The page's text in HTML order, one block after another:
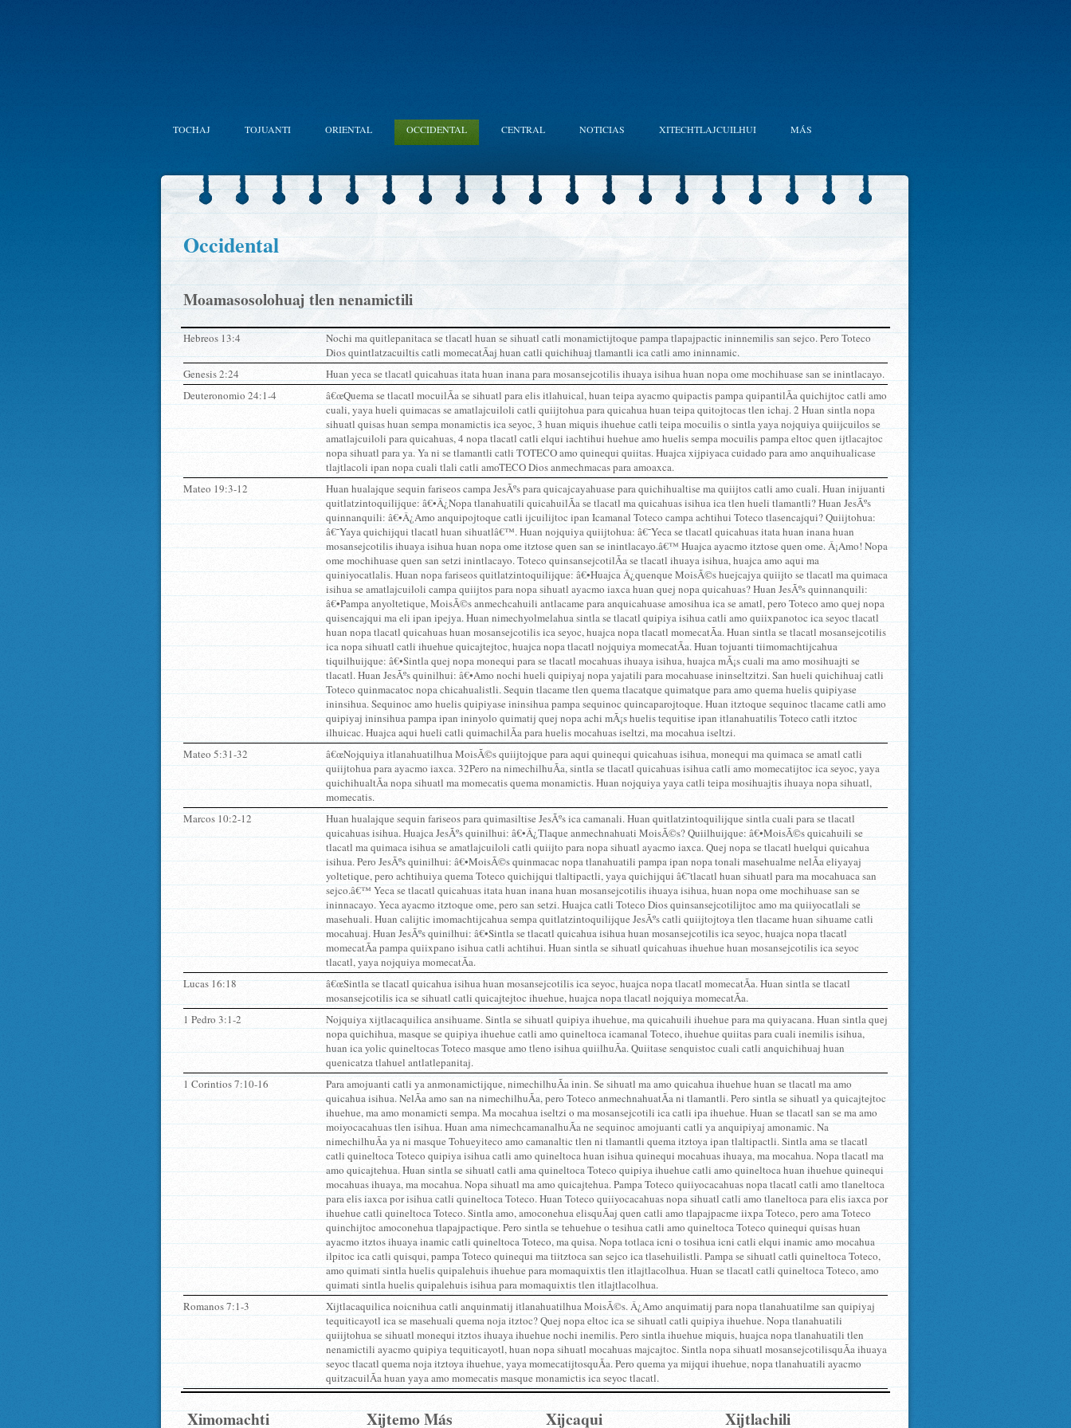
TOCHAJ TOJUANTI ORIENTAL OCCIDENTAL CENTRAL NOTICIAS XITECHTLAJCUILHUI MÁS
Occidental
Moamasosolohuaj tlen nenamictili
Hebreos 13:4
Nochi ma quitlepanitaca se tlacatl huan se sihuatl catli monamictijtoque pampa tlapajpactic ininnemilis san sejco. Pero Toteco
Dios quintlatzacuiltis catli momecatÃ­aj huan catli quichihuaj tlamantli ica catli amo ininnamic.
Genesis 2:24
Huan yeca se tlacatl quicahuas itata huan inana para mosansejcotilis ihuaya isihua huan nopa ome mochihuase san se inintlacayo.
Deuteronomio 24:1-4
â€œQuema se tlacatl mocuilÃ­a se sihuatl para elis itlahuical, huan teipa ayacmo quipactis pampa quipantilÃ­a quichijtoc catli amo
cuali, yaya hueli quimacas se amatlajcuiloli catli quiijtohua para quicahua huan teipa quitojtocas tlen ichaj. 2 Huan sintla nopa
sihuatl quisas huan sempa monamictis ica seyoc, 3 huan miquis ihuehue catli teipa mocuilis o sintla yaya nojquiya quiijcuilos se
amatlajcuiloli para quicahuas, 4 nopa tlacatl catli elqui iachtihui huehue amo huelis sempa mocuilis pampa eltoc quen ijtlacajtoc
nopa sihuatl para ya. Ya ni se tlamantli catli TOTECO amo quinequi quiitas. Huajca xijpiyaca cuidado para amo anquihualicase
tlajtlacoli ipan nopa cuali tlali catli amoTECO Dios anmechmacas para amoaxca.
Mateo 19:3-12
Huan hualajque sequin fariseos campa JesÃºs para quicajcayahuase para quichihualtise ma quiijtos catli amo cuali. Huan inijuanti
quitlatzintoquilijque: â€•Â¿Nopa tlanahuatili quicahuilÃ­a se tlacatl ma quicahuas isihua ica tlen hueli tlamantli? Huan JesÃºs
quinnanquili: â€•Â¿Amo anquipojtoque catli ijcuilijtoc ipan Icamanal Toteco campa achtihui Toteco tlasencajqui? Quiijtohua:
â€˜Yaya quichijqui tlacatl huan sihuatlâ€™. Huan nojquiya quiijtohua: â€˜Yeca se tlacatl quicahuas itata huan inana huan
mosansejcotilis ihuaya isihua huan nopa ome itztose quen san se inintlacayo.â€™ Huajca ayacmo itztose quen ome. Â¡Amo! Nopa
ome mochihuase quen san setzi inintlacayo. Toteco quinsansejcotilÃ­a se tlacatl ihuaya isihua, huajca amo aqui ma
quiniyocatlalis. Huan nopa fariseos quitlatzintoquilijque: â€•Huajca Â¿quenque MoisÃ©s huejcajya quiijto se tlacatl ma quimaca
isihua se amatlajcuiloli campa quiijtos para nopa sihuatl ayacmo iaxca huan quej nopa quicahuas? Huan JesÃºs quinnanquili:
â€•Pampa anyoltetique, MoisÃ©s anmechcahuili antlacame para anquicahuase amosihua ica se amatl, pero Toteco amo quej nopa
quisencajqui ma eli ipan ipejya. Huan nimechyolmelahua sintla se tlacatl quipiya isihua catli amo quiixpanotoc ica seyoc tlacatl
huan nopa tlacatl quicahuas huan mosansejcotilis ica seyoc, huajca nopa tlacatl momecatÃ­a. Huan sintla se tlacatl mosansejcotilis
ica nopa sihuatl catli ihuehue quicajtejtoc, huajca nopa tlacatl nojquiya momecatÃ­a. Huan tojuanti tiimomachtijcahua
tiquilhuijque: â€•Sintla quej nopa monequi para se tlacatl mocahuas ihuaya isihua, huajca mÃ¡s cuali ma amo mosihuajti se
tlacatl. Huan JesÃºs quinilhui: â€•Amo nochi hueli quipiyaj nopa yajatili para mocahuase ininseltzitzi. San hueli quichihuaj catli
Toteco quinmacatoc nopa chicahualistli. Sequin tlacame tlen quema tlacatque quimatque para amo quema huelis quipiyase
ininsihua. Sequinoc amo huelis quipiyase ininsihua pampa sequinoc quincaparojtoque. Huan itztoque sequinoc tlacame catli amo
quipiyaj ininsihua pampa ipan ininyolo quimatij quej nopa achi mÃ¡s huelis tequitise ipan itlanahuatilis Toteco catli itztoc
ilhuicac. Huajca aqui hueli catli quimachilÃ­a para huelis mocahuas iseltzi, ma mocahua iseltzi.
Mateo 5:31-32
â€œNojquiya itlanahuatilhua MoisÃ©s quiijtojque para aqui quinequi quicahuas isihua, monequi ma quimaca se amatl catli
quiijtohua para ayacmo iaxca. 32Pero na nimechilhuÃ­a, sintla se tlacatl quicahuas isihua catli amo momecatijtoc ica seyoc, yaya
quichihualtÃ­a nopa sihuatl ma momecatis quema monamictis. Huan nojquiya yaya catli teipa mosihuajtis ihuaya nopa sihuatl,
momecatis.
Marcos 10:2-12
Huan hualajque sequin fariseos para quimasiltise JesÃºs ica camanali. Huan quitlatzintoquilijque sintla cuali para se tlacatl
quicahuas isihua. Huajca JesÃºs quinilhui: â€•Â¿Tlaque anmechnahuati MoisÃ©s? Quiilhuijque: â€•MoisÃ©s quicahuili se
tlacatl ma quimaca isihua se amatlajcuiloli catli quiijto para nopa sihuatl ayacmo iaxca. Quej nopa se tlacatl huelqui quicahua
isihua. Pero JesÃºs quinilhui: â€•MoisÃ©s quinmacac nopa tlanahuatili pampa ipan nopa tonali masehualme nelÃ­a eliyayaj
yoltetique, pero achtihuiya quema Toteco quichijqui tlaltipactli, yaya quichijqui â€˜tlacatl huan sihuatl para ma mocahuaca san
sejco.â€™ Yeca se tlacatl quicahuas itata huan inana huan mosansejcotilis ihuaya isihua, huan nopa ome mochihuase san se
ininnacayo. Yeca ayacmo itztoque ome, pero san setzi. Huajca catli Toteco Dios quinsansejcotilijtoc amo ma quiiyocatlali se
masehuali. Huan calijtic imomachtijcahua sempa quitlatzintoquilijque JesÃºs catli quiijtojtoya tlen tlacame huan sihuame catli
mocahuaj. Huan JesÃºs quinilhui: â€•Sintla se tlacatl quicahua isihua huan mosansejcotilis ica seyoc, huajca nopa tlacatl
momecatÃ­a pampa quiixpano isihua catli achtihui. Huan sintla se sihuatl quicahuas ihuehue huan mosansejcotilis ica seyoc
tlacatl, yaya nojquiya momecatÃ­a.
Lucas 16:18
â€œSintla se tlacatl quicahua isihua huan mosansejcotilis ica seyoc, huajca nopa tlacatl momecatÃ­a. Huan sintla se tlacatl
mosansejcotilis ica se sihuatl catli quicajtejtoc ihuehue, huajca nopa tlacatl nojquiya momecatÃ­a.
1 Pedro 3:1-2
Nojquiya xijtlacaquilica ansihuame. Sintla se sihuatl quipiya ihuehue, ma quicahuili ihuehue para ma quiyacana. Huan sintla quej
nopa quichihua, masque se quipiya ihuehue catli amo quineltoca icamanal Toteco, ihuehue quiitas para cuali inemilis isihua,
huan ica yolic quineltocas Toteco masque amo tleno isihua quiilhuÃ­a. Quiitase senquistoc cuali catli anquichihuaj huan
quenicatza tlahuel antlatlepanitaj.
1 Corintios 7:10-16
Para amojuanti catli ya anmonamictijque, nimechilhuÃ­a inin. Se sihuatl ma amo quicahua ihuehue huan se tlacatl ma amo
quicahua isihua. NelÃ­a amo san na nimechilhuÃ­a, pero Toteco anmechnahuatÃ­a ni tlamantli. Pero sintla se sihuatl ya quicajtejtoc
ihuehue, ma amo monamicti sempa. Ma mocahua iseltzi o ma mosansejcotili ica catli ipa ihuehue. Huan se tlacatl san se ma amo
moiyocacahuas tlen isihua. Huan ama nimechcamanalhuÃ­a ne sequinoc amojuanti catli ya anquipiyaj amonamic. Na
nimechilhuÃ­a ya ni masque Tohueyiteco amo camanaltic tlen ni tlamantli quema itztoya ipan tlaltipactli. Sintla ama se tlacatl
catli quineltoca Toteco quipiya isihua catli amo quineltoca huan isihua quinequi mocahuas ihuaya, ma mocahua. Nopa tlacatl ma
amo quicajtehua. Huan sintla se sihuatl catli ama quineltoca Toteco quipiya ihuehue catli amo quineltoca huan ihuehue quinequi
mocahuas ihuaya, ma mocahua. Nopa sihuatl ma amo quicajtehua. Pampa Toteco quiiyocacahuas nopa tlacatl catli amo tlaneltoca
para elis iaxca por isihua catli quineltoca Toteco. Huan Toteco quiiyocacahuas nopa sihuatl catli amo tlaneltoca para elis iaxca por
ihuehue catli quineltoca Toteco. Sintla amo, amoconehua elisquÃ­aj quen catli amo tlapajpacme iixpa Toteco, pero ama Toteco
quinchijtoc amoconehua tlapajpactique. Pero sintla se tehuehue o tesihua catli amo quineltoca Toteco quinequi quisas huan
ayacmo itztos ihuaya inamic catli quineltoca Toteco, ma quisa. Nopa totlaca icni o tosihua icni catli elqui inamic amo mocahua
ilpitoc ica catli quisqui, pampa Toteco quinequi ma tiitztoca san sejco ica tlasehuilistli. Pampa se sihuatl catli quineltoca Toteco,
amo quimati sintla huelis quipalehuis ihuehue para momaquixtis tlen itlajtlacolhua. Huan se tlacatl catli quineltoca Toteco, amo
quimati sintla huelis quipalehuis isihua para momaquixtis tlen itlajtlacolhua.
Romanos 7:1-3
Xijtlacaquilica noicnihua catli anquinmatij itlanahuatilhua MoisÃ©s. Â¿Amo anquimatij para nopa tlanahuatilme san quipiyaj
tequiticayotl ica se masehuali quema noja itztoc? Quej nopa eltoc ica se sihuatl catli quipiya ihuehue. Nopa tlanahuatili
quiijtohua se sihuatl monequi itztos ihuaya ihuehue nochi inemilis. Pero sintla ihuehue miquis, huajca nopa tlanahuatili tlen
nenamictili ayacmo quipiya tequiticayotl, huan nopa sihuatl mocahuas majcajtoc. Sintla nopa sihuatl mosansejcotilisquÃ­a ihuaya
seyoc tlacatl quema noja itztoya ihuehue, yaya momecatijtosquÃ­a. Pero quema ya mijqui ihuehue, nopa tlanahuatili ayacmo
quitzacuilÃ­a huan yaya amo momecatis masque monamictis ica seyoc tlacatl.
Ximomachti Xijtemo Más Xijcaqui Xijtlachili